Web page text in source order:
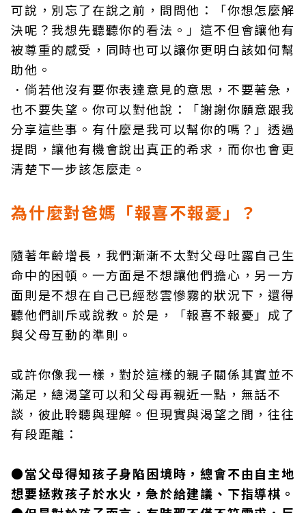
可說，別忘了在說之前，問問他：「你想怎麼解
決呢？我想先聽聽你的看法。」這不但會讓他有
被尊重的感受，同時也可以讓你更明白該如何幫
助他。
．倘若他沒有要你表達意見的意思，不要著急，
也不要失望。你可以對他說：「謝謝你願意跟我
分享這些事。有什麼是我可以幫你的嗎？」透過
提問，讓他有機會說出真正的希求，而你也會更
清楚下一步該怎麼走。
為什麼對爸媽「報喜不報憂」？
隨著年齡增長，我們漸漸不太對父母吐露自己生
命中的困頓。一方面是不想讓他們擔心，另一方
面則是不想在自己已經愁雲慘霧的狀況下，還得
聽他們訓斥或說教。於是，「報喜不報憂」成了
與父母互動的準則。
或許你像我一樣，對於這樣的親子關係其實並不
滿足，總渴望可以和父母再親近一點，無話不
談，彼此聆聽與理解。但現實與渴望之間，往往
有段距離：
●當父母得知孩子身陷困境時，總會不由自主地
想要拯救孩子於水火，急於給建議、下指導棋。